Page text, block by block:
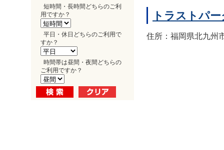
短時間・長時間どちらのご利
用ですか？
平日・休日どちらのご利用で
すか？
時間帯は昼間・夜間どちらの
ご利用ですか？
トラストパ
住所：福岡県北九州